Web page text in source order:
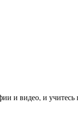
и видео, и учитесь